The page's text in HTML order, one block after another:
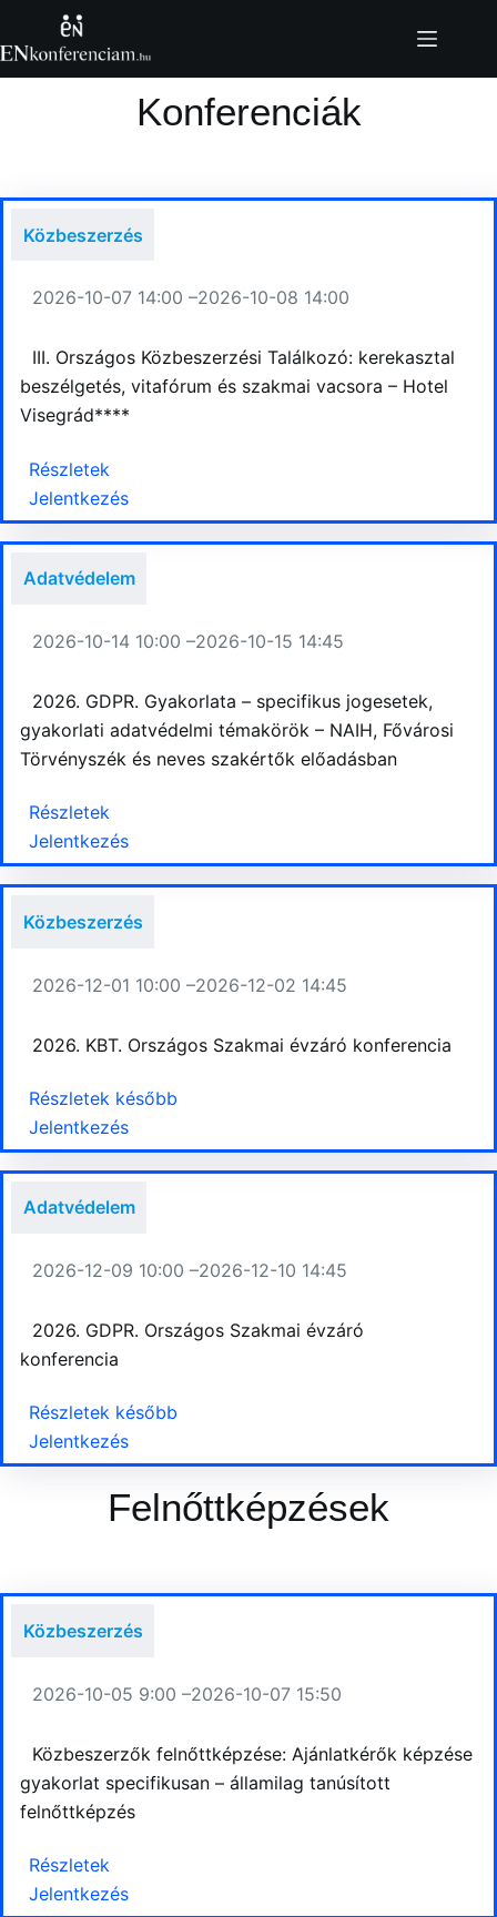
to
Konferenciák
Közbeszerzés
2026-10-07 14:00 –2026-10-08 14:00
III. Országos Közbeszerzési Találkozó: kerekasztal
beszélgetés, vitafórum és szakmai vacsora – Hotel
Visegrád****
Részletek
Jelentkezés
Adatvédelem
2026-10-14 10:00 –2026-10-15 14:45
2026. GDPR. Gyakorlata – specifikus jogesetek,
gyakorlati adatvédelmi témakörök – NAIH, Fővárosi
Törvényszék és neves szakértők előadásban
Részletek
Jelentkezés
Közbeszerzés
2026-12-01 10:00 –2026-12-02 14:45
2026. KBT. Országos Szakmai évzáró konferencia
Részletek később
Jelentkezés
Adatvédelem
2026-12-09 10:00 –2026-12-10 14:45
2026. GDPR. Országos Szakmai évzáró
konferencia
Részletek később
Jelentkezés
Felnőttképzések
Közbeszerzés
2026-10-05 9:00 –2026-10-07 15:50
Közbeszerzők felnőttképzése: Ajánlatkérők képzése
gyakorlat specifikusan – államilag tanúsított
felnőttképzés
Részletek
Jelentkezés